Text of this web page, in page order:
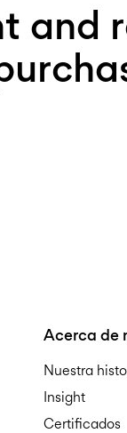
and
Acerca de
Nuestra
Insight
Certificados